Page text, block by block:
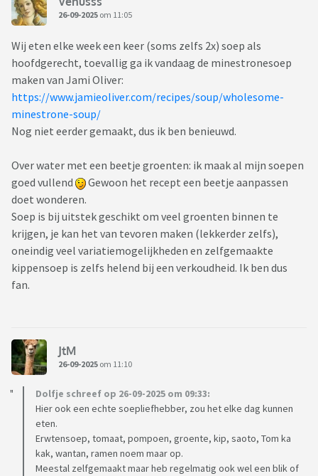
26-09-2025 om 11:05
Wij eten elke week een keer (soms zelfs 2x) soep als
hoofdgerecht, toevallig ga ik vandaag de minestronesoep
maken van Jami Oliver:
https://www.jamieoliver.com/recipes/soup/wholesome-
minestrone-soup/
Nog niet eerder gemaakt, dus ik ben benieuwd.
Over water met een beetje groenten: ik maak al mijn soepen
goed vullend
Gewoon het recept een beetje aanpassen
doet wonderen.
Soep is bij uitstek geschikt om veel groenten binnen te
krijgen, je kan het van tevoren maken (lekkerder zelfs),
oneindig veel variatiemogelijkheden en zelfgemaakte
kippensoep is zelfs helend bij een verkoudheid. Ik ben dus
fan.
JtM
26-09-2025 om 11:10
Dolfje schreef op 26-09-2025 om 09:33:
Hier ook een echte soepliefhebber, zou het elke dag kunnen
eten.
Erwtensoep, tomaat, pompoen, groente, kip, saoto, Tom ka
kak, wantan, ramen noem maar op.
Meestal zelfgemaakt maar heb regelmatig ook wel een blik of